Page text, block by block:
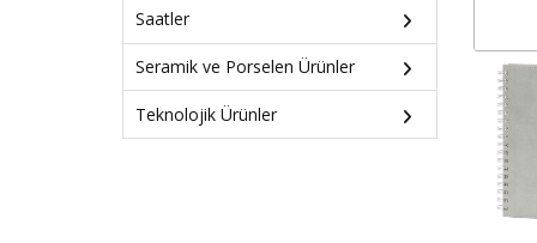
Saatler
Seramik ve Porselen Ürünler
Teknolojik Ürünler